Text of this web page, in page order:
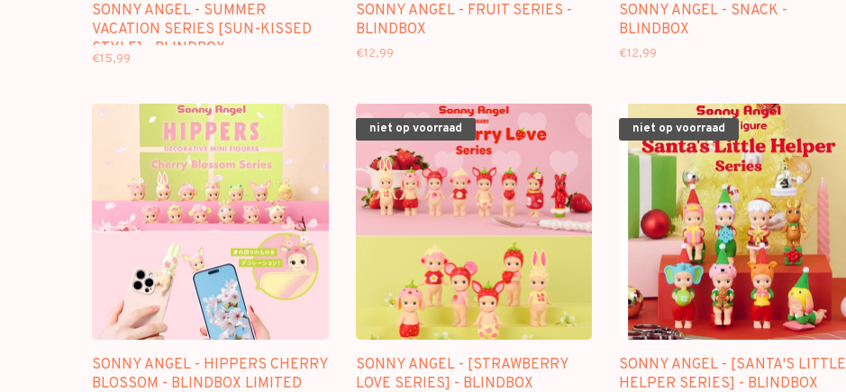
SONNY ANGEL - SUMMER
VACATION SERIES [SUN-KISSED
STYLE] - BLINDBOX
€15,99
SONNY ANGEL - FRUIT SERIES -
BLINDBOX
€12,99
SONNY ANGEL - SNACK -
BLINDBOX
€12,99
SONNY ANGEL - HIPPERS CHERRY
BLOSSOM - BLINDBOX LIMITED
niet op voorraad
SONNY ANGEL - [STRAWBERRY
LOVE SERIES] - BLINDBOX
niet op voorraad
SONNY ANGEL - [SANTA'S LITTLE
HELPER SERIES] - BLINDBOX